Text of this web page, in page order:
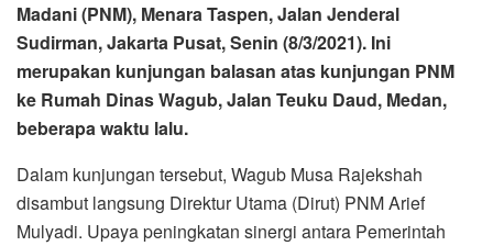
Madani (PNM), Menara Taspen, Jalan Jenderal
Sudirman, Jakarta Pusat, Senin (8/3/2021). Ini
merupakan kunjungan balasan atas kunjungan PNM
ke Rumah Dinas Wagub, Jalan Teuku Daud, Medan,
beberapa waktu lalu.
Dalam kunjungan tersebut, Wagub Musa Rajekshah
disambut langsung Direktur Utama (Dirut) PNM Arief
Mulyadi. Upaya peningkatan sinergi antara Pemerintah